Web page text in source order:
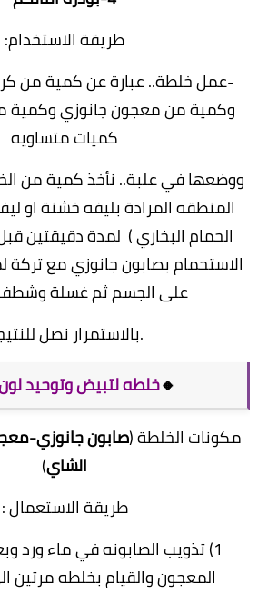
طريقة الاستخدام:
-عمل خلطة.. عبارة عن كمية من
وكمية من معجون جانوزي وكمية
كميات متساويه
ووضعها في علبة.. نأخذ كمية من
المنطقه المرادة بليفه خشنة او
الحمام البخاري ) لمدة دقيقتين
الاستحمام بصابون جانوزي مع
على الجسم ثم غسلة وشطفه
.باﻻستمرار نصل
🔸خلطه لتبيض وتوحيد
مكونات الخلطة (صابون جانوزي-
الشاي)
طريقة الاستعمال :
1) تذويب الصابونه في ماء ورد
المعجون والقيام بخلطه مرتين